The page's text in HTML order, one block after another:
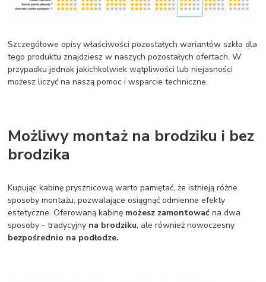
Szczegółowe opisy właściwości pozostałych wariantów szkła dla
tego produktu znajdziesz w naszych pozostałych ofertach. W
przypadku jednak jakichkolwiek wątpliwości lub niejasności
możesz liczyć na naszą pomoc i wsparcie techniczne.
Możliwy montaż na brodziku i bez
brodzika
Kupując kabinę prysznicową warto pamiętać, że istnieją różne
sposoby montażu, pozwalające osiągnąć odmienne efekty
estetyczne. Oferowaną kabinę możesz zamontować na dwa
sposoby - tradycyjny na brodziku, ale również nowoczesny
bezpośrednio na podłodze.